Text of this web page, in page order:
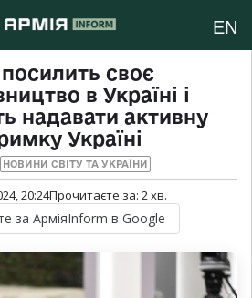
EN
своє
в Україні і
надавати активну
Україні
НОВИНИ СВІТУ ТА УКРАЇНИ
20:24Прочитаєте за: 2хв.
за АрміяInform в Google